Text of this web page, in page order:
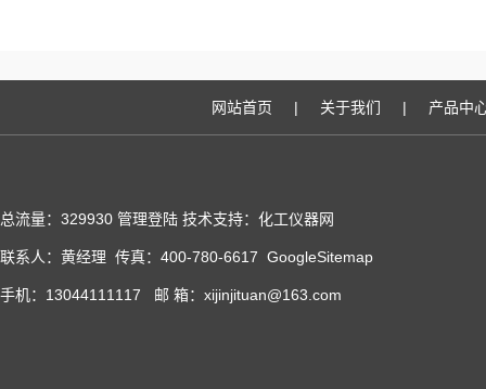
网站首页 | 关于我们 | 产品中
总流量：329930 管理登陆 技术支持：化工仪器网
联系人：黄经理 传真：400-780-6617 GoogleSitemap
手机：13044111117 邮 箱：xijinjituan@163.com